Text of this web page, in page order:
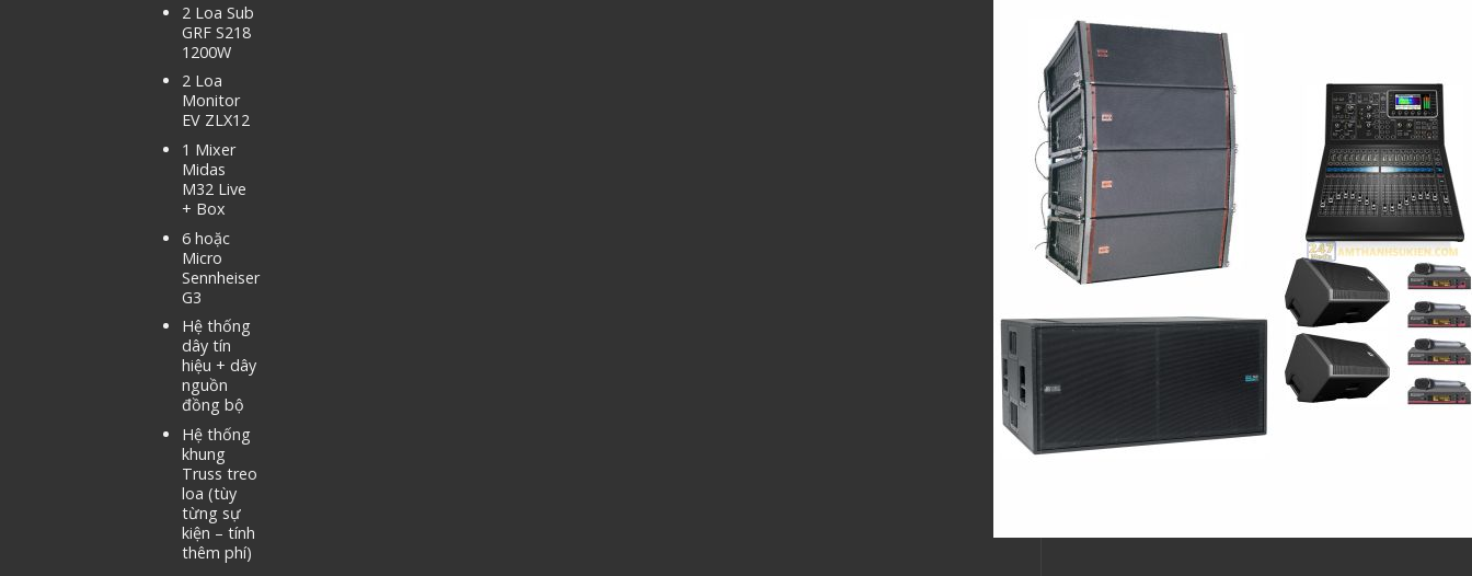
2 Loa Sub
GRF S218
1200W
2 Loa
Monitor
EV ZLX12
1 Mixer
Midas
M32 Live
+ Box
6 hoặc
Micro
Sennheiser
G3
Hệ thống
dây tín
hiệu + dây
nguồn
đồng bộ
Hệ thống
khung
Truss treo
loa (tùy
từng sự
kiện – tính
thêm phí)